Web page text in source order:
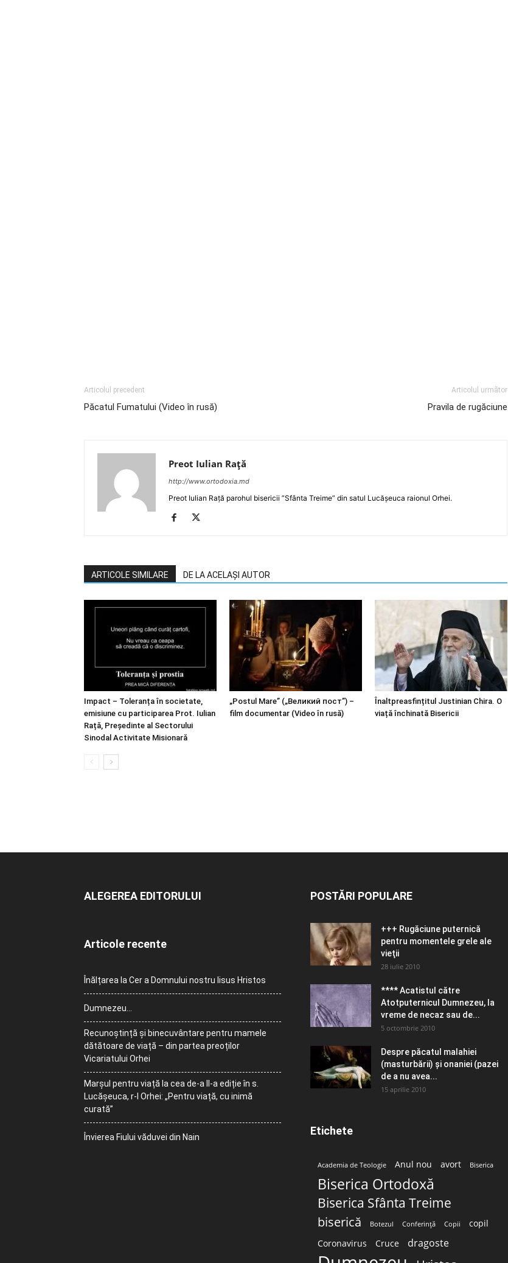
Articolul precedent
Păcatul Fumatului (Video în rusă)
Articolul următor
Pravila de rugăciune
Preot Iulian Raţă
http://www.ortodoxia.md
Preot Iulian Rață parohul bisericii ”Sfânta Treime” din satul Lucășeuca raionul Orhei.
ARTICOLE SIMILARE DE LA ACELAȘI AUTOR
Impact – Toleranța în societate,
emisiune cu participarea Prot. Iulian
Rață, Președinte al Sectorului
Sinodal Activitate Misionară
„Postul Mare” („Великий пост”) –
film documentar (Video în rusă)
Înaltpreasfințitul Justinian Chira. O
viață închinată Bisericii
ALEGEREA EDITORULUI
Articole recente
Înălțarea la Cer a Domnului nostru Iisus Hristos
Dumnezeu…
Recunoștință și binecuvântare pentru mamele
dătătoare de viață – din partea preoților
Vicariatului Orhei
Marșul pentru viață la cea de-a II-a ediție în s.
Lucășeuca, r-l Orhei: „Pentru viață, cu inimă
curată”
Învierea Fiului văduvei din Nain
POSTĂRI POPULARE
+++ Rugăciune puternică
pentru momentele grele ale
vieţii
28 iulie 2010
**** Acatistul către
Atotputernicul Dumnezeu, la
vreme de necaz sau de...
5 octombrie 2010
Despre păcatul malahiei
(masturbării) şi onaniei (pazei
de a nu avea...
15 aprilie 2010
Etichete
Academia de Teologie Anul nou avort Biserica
Biserica Ortodoxă
Biserica Sfânta Treime
biserică Botezul Conferință Copii
copil
Coronavirus
Cruce dragoste